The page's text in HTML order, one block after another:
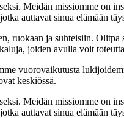
Meidän missiomme on
auttavat sinua elämään
ja suhteisiin. Olitpa
joiden avulla voit
vuorovaikutusta
keskiössä.
Meidän missiomme on
auttavat sinua elämään